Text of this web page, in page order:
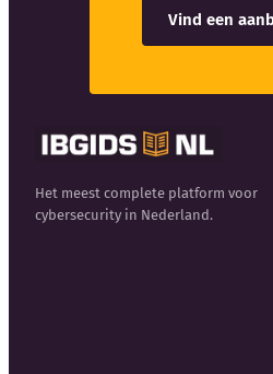
Vind een
Het meest complete platform voor
cybersecurity in Nederland.